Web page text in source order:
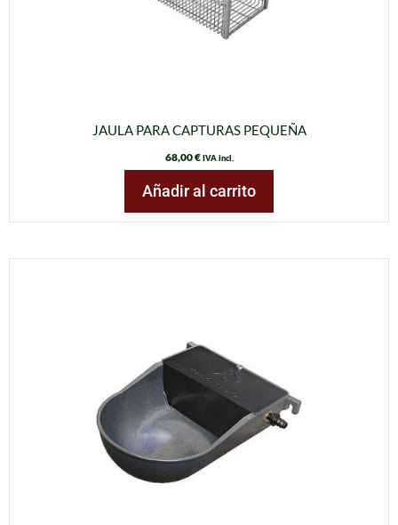
JAULA PARA CAPTURAS PEQUEÑA
68,00€ IVA incl.
Añadir al carrito